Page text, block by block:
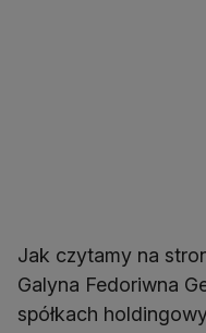
Jak czytamy na
Galyna Fedoriwna
spółkach